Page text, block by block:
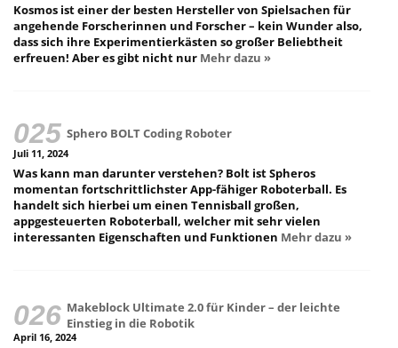
Kosmos ist einer der besten Hersteller von Spielsachen für
angehende Forscherinnen und Forscher – kein Wunder also,
dass sich ihre Experimentierkästen so großer Beliebtheit
erfreuen! Aber es gibt nicht nur Mehr dazu »
Sphero BOLT Coding Roboter
Juli 11, 2024
Was kann man darunter verstehen? Bolt ist Spheros
momentan fortschrittlichster App-fähiger Roboterball. Es
handelt sich hierbei um einen Tennisball großen,
appgesteuerten Roboterball, welcher mit sehr vielen
interessanten Eigenschaften und Funktionen Mehr dazu »
Makeblock Ultimate 2.0 für Kinder – der leichte
Einstieg in die Robotik
April 16, 2024